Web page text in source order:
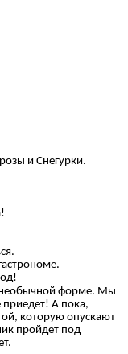
и Снегурки.
необычной форме. Мы
приедет! А пока,
которую опускают
пройдет под